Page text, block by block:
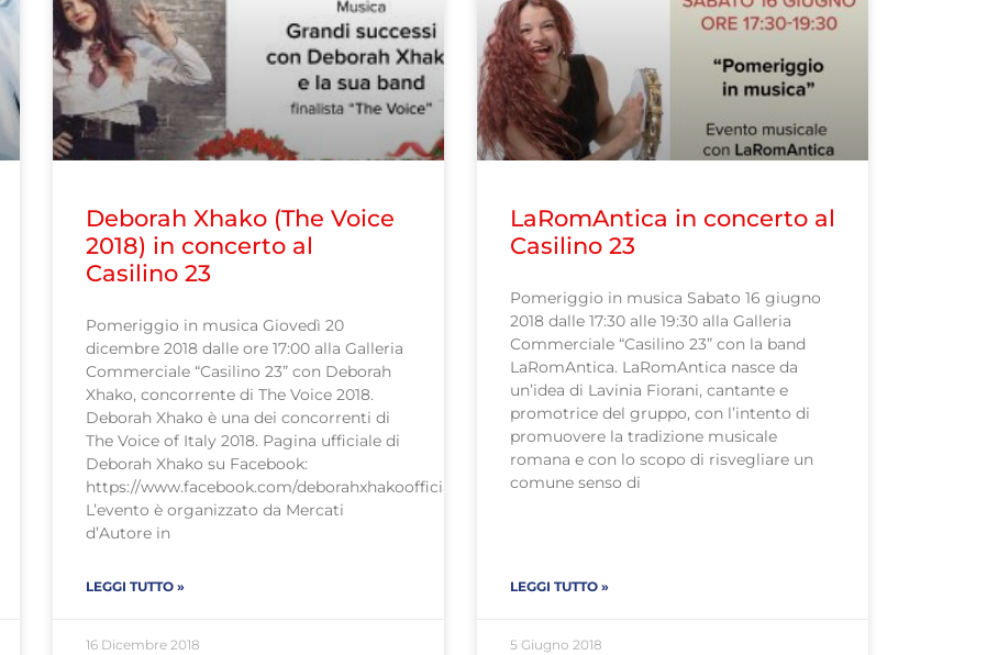
Deborah Xhako (The Voice
2018) in concerto al
Casilino 23
Pomeriggio in musica Giovedì 20
dicembre 2018 dalle ore 17:00 alla Galleria
Commerciale “Casilino 23” con Deborah
Xhako, concorrente di The Voice 2018.
Deborah Xhako è una dei concorrenti di
The Voice of Italy 2018. Pagina ufficiale di
Deborah Xhako su Facebook:
https://www.facebook.com/deborahxhakoofficial/
L’evento è organizzato da Mercati
d’Autore in
LEGGI TUTTO »
16 Dicembre 2018
LaRomAntica in concerto al
Casilino 23
Pomeriggio in musica Sabato 16 giugno
2018 dalle 17:30 alle 19:30 alla Galleria
Commerciale “Casilino 23” con la band
LaRomAntica. LaRomAntica nasce da
un’idea di Lavinia Fiorani, cantante e
promotrice del gruppo, con l’intento di
promuovere la tradizione musicale
romana e con lo scopo di risvegliare un
comune senso di
LEGGI TUTTO »
5 Giugno 2018